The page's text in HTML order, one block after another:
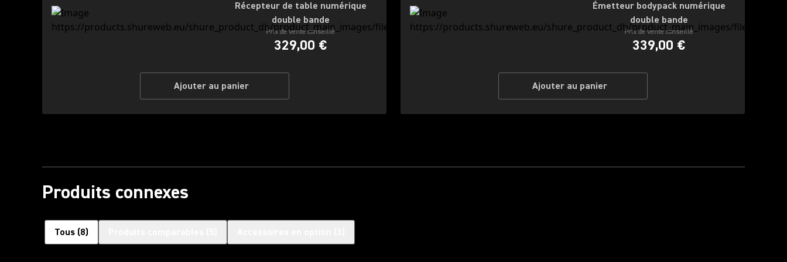
Récepteur de table numérique
double bande
Prix de vente conseillé
329,00 €
Ajouter au panier
Émetteur bodypack numérique
double bande
Prix de vente conseillé
339,00 €
Ajouter au panier
Produits connexes
Tous (8)